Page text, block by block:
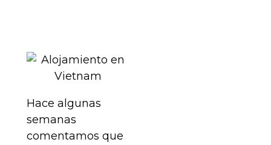
Hace algunas
semanas
comentamos que